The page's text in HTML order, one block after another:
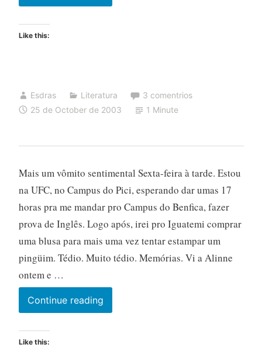
Like this:
Esdras Literatura
3 comentrios
25 de October de 2003
1 Minute
Mais um vômito sentimental Sexta-feira à tarde. Estou
na UFC, no Campus do Pici, esperando dar umas 17
horas pra me mandar pro Campus do Benfica, fazer
prova de Inglês. Logo após, irei pro Iguatemi comprar
uma blusa para mais uma vez tentar estampar um
pingüim. Tédio. Muito tédio. Memórias. Vi a Alinne
ontem e …
Continue reading
Like this: